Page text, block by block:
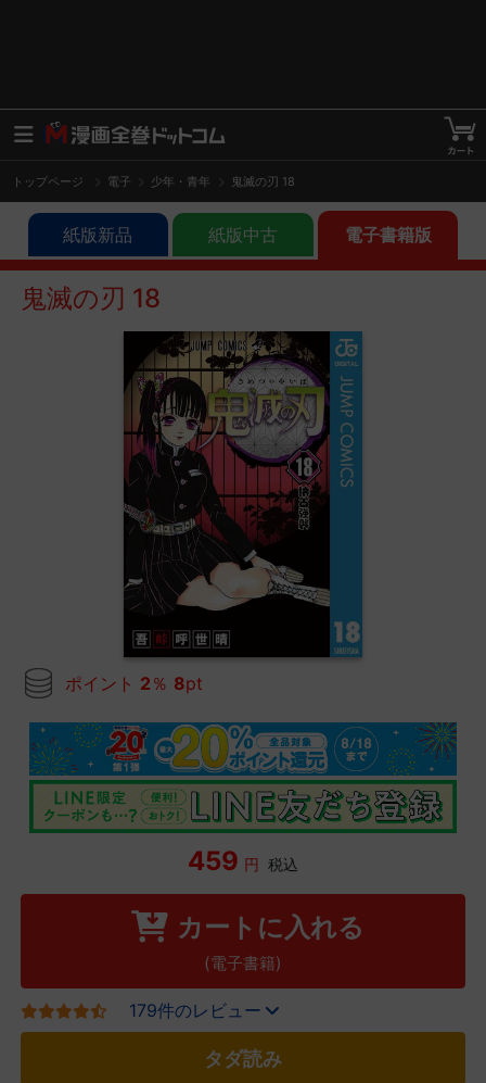
トップページ 電子 少年・青年 鬼滅の刃 18
紙版新品 紙版中古 電子書籍版
鬼滅の刃 18
ポイント 2 ％ 8pt
459 円 税込
カートに入れる
(電子書籍)
179件のレビュー
タダ読み